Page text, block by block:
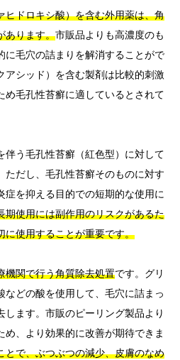
ヒドロキシ酸）を含む外用薬は、角
あります。市販品よりも高濃度のも
に毛穴の詰まりを解消することがで
アシッド）を含む製剤は比較的刺激
め毛孔性苔癬に適しているとされて
伴う毛孔性苔癬（紅色型）に対して
ただし、毛孔性苔癬そのものに対す
症を抑える目的での短期的な使用に
期使用には副作用のリスクがあるた
に使用することが重要です。
機関で行う角質除去処置です。グリ
などの酸を使用して、毛穴に詰まっ
します。市販のピーリング製品より
め、より効果的に改善が期待できま
とで、ぶつぶつの減少、皮膚のなめ